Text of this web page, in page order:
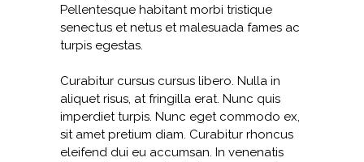
Pellentesque habitant morbi tristique
senectus et netus et malesuada fames ac
turpis egestas.
Curabitur cursus cursus libero. Nulla in
aliquet risus, at fringilla erat. Nunc quis
imperdiet turpis. Nunc eget commodo ex,
sit amet pretium diam. Curabitur rhoncus
eleifend dui eu accumsan. In venenatis